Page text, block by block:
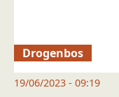
Drogenbos
19/06/2023 - 09:19